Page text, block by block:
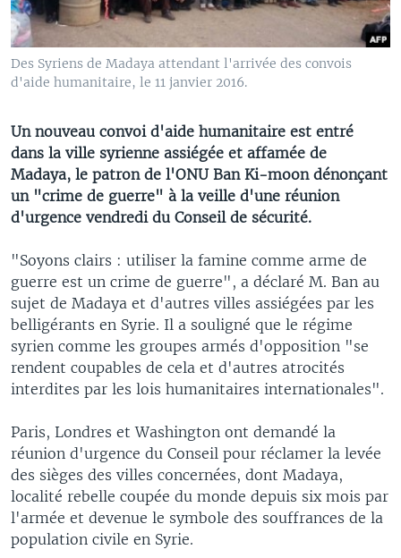
Des Syriens de Madaya attendant l'arrivée des convois
d'aide humanitaire, le 11 janvier 2016.
Un nouveau convoi d'aide humanitaire est entré
dans la ville syrienne assiégée et affamée de
Madaya, le patron de l'ONU Ban Ki-moon dénonçant
un "crime de guerre" à la veille d'une réunion
d'urgence vendredi du Conseil de sécurité.
"Soyons clairs : utiliser la famine comme arme de
guerre est un crime de guerre", a déclaré M. Ban au
sujet de Madaya et d'autres villes assiégées par les
belligérants en Syrie. Il a souligné que le régime
syrien comme les groupes armés d'opposition "se
rendent coupables de cela et d'autres atrocités
interdites par les lois humanitaires internationales".
Paris, Londres et Washington ont demandé la
réunion d'urgence du Conseil pour réclamer la levée
des sièges des villes concernées, dont Madaya,
localité rebelle coupée du monde depuis six mois par
l'armée et devenue le symbole des souffrances de la
population civile en Syrie.